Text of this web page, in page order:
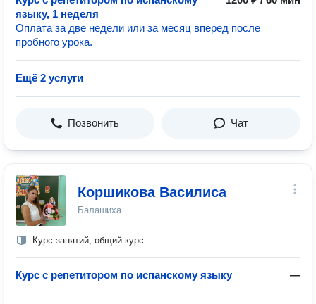
языку, 1 неделя
Оплата за две недели или за месяц вперед после
пробного урока.
Ещё 2 услуги
Позвонить Чат
Коршикова Василиса
Балашиха
Курс занятий, общий курс
Курс с репетитором по испанскому языку —